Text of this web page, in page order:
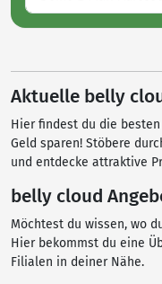
Aktuelle belly
Hier findest du die
Geld sparen! Stöbere
und entdecke attraktive
belly cloud
Möchtest du wissen, wo
Hier bekommst du eine
Filialen in deiner Nähe.